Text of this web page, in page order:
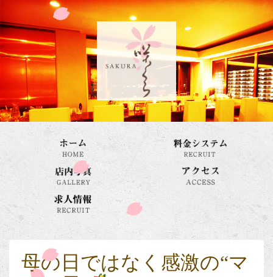
母の日ではなく感激の“マ